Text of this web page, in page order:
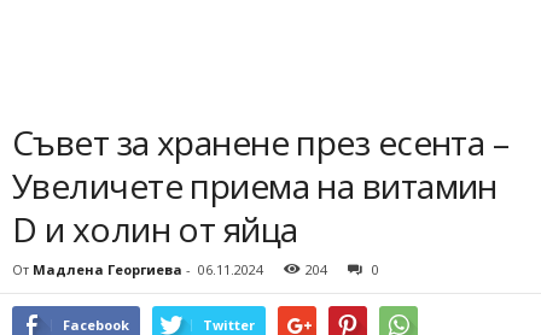
Съвет за хранене през есента –
Увеличете приема на витамин
D и холин от яйца
От Мадлена Георгиева - 06.11.2024 204 0
Facebook Twitter